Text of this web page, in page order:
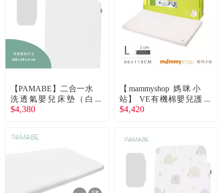
【PAMABE】二合一水
洗透氣嬰兒床墊（白
色）108x58x5cm 廠商
$4,380
【mammyshop 媽咪小
站】 VE有機棉嬰兒護
脊床墊-5cm (L) 66 × 118
$4,420